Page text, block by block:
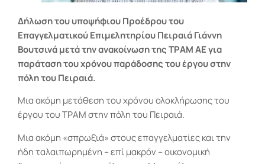
Δήλωση του υποψήφιου Προέδρου του
Επαγγελματικού Επιμελητηρίου Πειραιά Γιάννη
Βουτσινά μετά την ανακοίνωση της ΤΡΑΜ ΑΕ για
παράταση του χρόνου παράδοσης του έργου στην
πόλη του Πειραιά.
Μια ακόμη μετάθεση του χρόνου ολοκλήρωσης του
έργου του ΤΡΑΜ στην πόλη του Πειραιά.
Μια ακόμη «σπρωξιά» στους επαγγελματίες και την
ήδη ταλαιπωρημένη – επί μακρόν – οικονομική